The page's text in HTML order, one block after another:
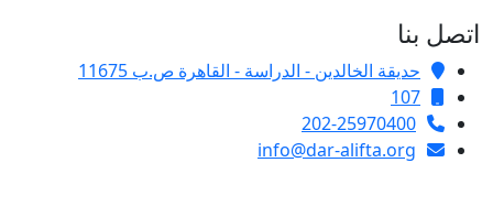
اتصل بنا
حديقة الخالدين - الدراسة - القاهرة ص.ب 11675
107
202-25970400
info@dar-alifta.org